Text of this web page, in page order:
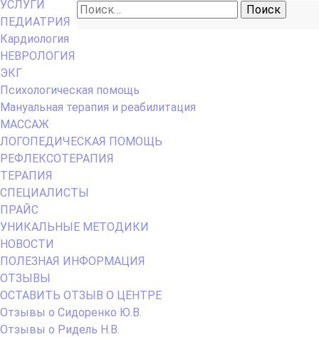
Найти:
УСЛУГИ
ПЕДИАТРИЯ
Кардиология
НЕВРОЛОГИЯ
ЭКГ
Психологическая помощь
Мануальная терапия и реабилитация
МАССАЖ
ЛОГОПЕДИЧЕСКАЯ ПОМОЩЬ
РЕФЛЕКСОТЕРАПИЯ
ТЕРАПИЯ
СПЕЦИАЛИСТЫ
ПРАЙС
УНИКАЛЬНЫЕ МЕТОДИКИ
НОВОСТИ
ПОЛЕЗНАЯ ИНФОРМАЦИЯ
ОТЗЫВЫ
ОСТАВИТЬ ОТЗЫВ О ЦЕНТРЕ
Отзывы о Сидоренко Ю.В.
Отзывы о Ридель Н.В.